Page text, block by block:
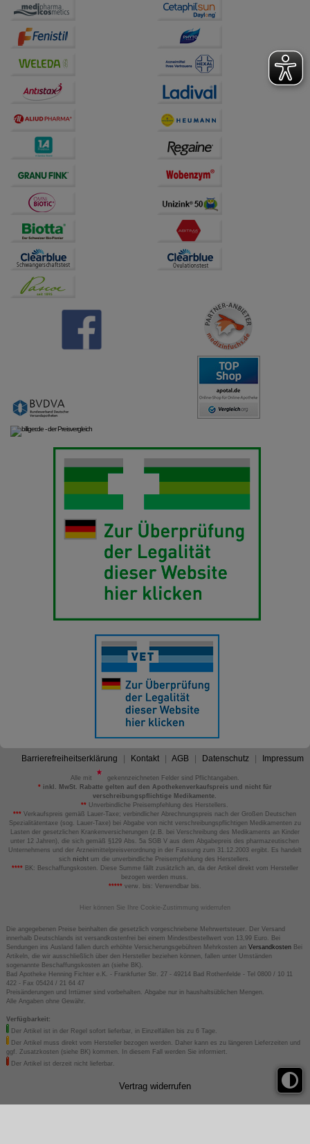
Barrierefreiheitserklärung Kontakt AGB Datenschutz Impressum
Alle mit
gekennzeichneten Felder sind Pflichtangaben.
*inkl. MwSt. Rabatte gelten auf den Apothekenverkaufspreis und nicht für
verschreibungspflichtige Medikamente.
** Unverbindliche Preisempfehlung des Herstellers.
*** Verkaufspreis gemäß Lauer-Taxe; verbindlicher Abrechnungspreis nach der Großen Deutschen
Spezialitätentaxe (sog. Lauer-Taxe) bei Abgabe von nicht verschreibungspflichtigen Medikamenten zu
Lasten der gesetzlichen Krankenversicherungen (z.B. bei Verschreibung des Medikaments an Kinder
unter 12 Jahren), die sich gemäß §129 Abs. 5a SGB V aus dem Abgabepreis des pharmazeutischen
Unternehmens und der Arzneimittelpreisverordnung in der Fassung zum 31.12.2003 ergibt. Es handelt
sich nicht um die unverbindliche Preisempfehlung des Herstellers.
****BK: Beschaffungskosten. Diese Summe fällt zusätzlich an, da der Artikel direkt vom Hersteller
bezogen werden muss.
*****verw. bis: Verwendbar bis.
Hier können Sie Ihre Cookie-Zustimmung widerrufen
Die angegebenen Preise beinhalten die gesetzlich vorgeschriebene Mehrwertsteuer. Der Versand
innerhalb Deutschlands ist versandkostenfrei bei einem Mindestbestellwert von 13,99 Euro. Bei
Sendungen ins Ausland fallen durch erhöhte Versicherungsgebühren Mehrkosten an VersandkostenBei
Artikeln, die wir ausschließlich über den Hersteller beziehen können, fallen unter Umständen
sogenannte Beschaffungskosten an (siehe BK).
Bad Apotheke Henning Fichter e.K. - Frankfurter Str. 27 - 49214 Bad Rothenfelde - Tel 0800 / 10 11
422 - Fax 05424 / 21 64 47
Preisänderungen und Irrtümer sind vorbehalten. Abgabe nur in haushaltsüblichen Mengen.
Alle Angaben ohne Gewähr.
Verfügbarkeit:
Der Artikel ist in der Regel sofort lieferbar, in Einzelfällen bis zu 6 Tage.
Der Artikel muss direkt vom Hersteller bezogen werden. Daher kann es zu längeren Lieferzeiten und
ggf. Zusatzkosten (siehe BK) kommen. In diesem Fall werden Sie informiert.
Der Artikel ist derzeit nicht lieferbar.
Vertrag widerrufen